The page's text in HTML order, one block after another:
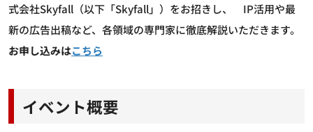
式会社Skyfall（以下「Skyfall」）をお招きし、 IP活用や最
新の広告出稿など、各領域の専門家に徹底解説いただきます。
お申し込みはこちら
イベント概要